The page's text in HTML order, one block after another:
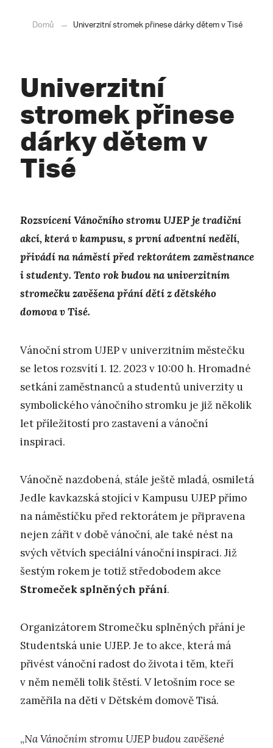
Domů Univerzitní stromek přinese dárky dětem v Tisé
Univerzitní
stromek přinese
dárky dětem v
Tisé
Rozsvícení Vánočního stromu UJEP je tradiční
akcí, která v kampusu, s první adventní nedělí,
přivádí na náměstí před rektorátem zaměstnance
i studenty. Tento rok budou na univerzitním
stromečku zavěšena přání dětí z dětského
domova v Tisé.
Vánoční strom UJEP v univerzitním městečku
se letos rozsvítí 1. 12. 2023 v 10:00 h. Hromadné
setkání zaměstnanců a studentů univerzity u
symbolického vánočního stromku je již několik
let příležitostí pro zastavení a vánoční
inspiraci.
Vánočně nazdobená, stále ještě mladá, osmiletá
Jedle kavkazská stojící v Kampusu UJEP přímo
na náměstíčku před rektorátem je připravena
nejen zářit v době vánoční, ale také nést na
svých větvích speciální vánoční inspiraci. Již
šestým rokem je totiž středobodem akce
Stromeček splněných přání.
Organizátorem Stromečku splněných přání je
Studentská unie UJEP. Je to akce, která má
přivést vánoční radost do života i těm, kteří
v něm neměli tolik štěstí. V letošním roce se
zaměřila na děti v Dětském domově Tisá.
„Na Vánočním stromu UJEP budou zavěšené